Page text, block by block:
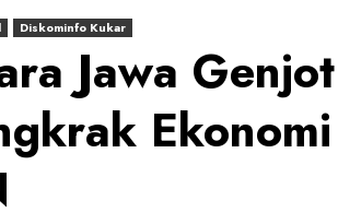
Diskominfo Kukar
Jawa